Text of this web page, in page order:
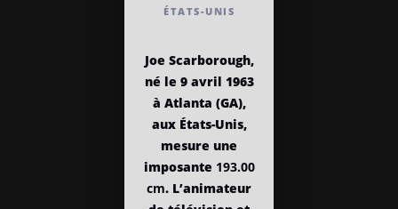
ÉTATS-UNIS
Joe Scarborough,
né le 9 avril 1963
à Atlanta (GA),
aux États-Unis,
mesure une
imposante 193.00
cm. L’animateur